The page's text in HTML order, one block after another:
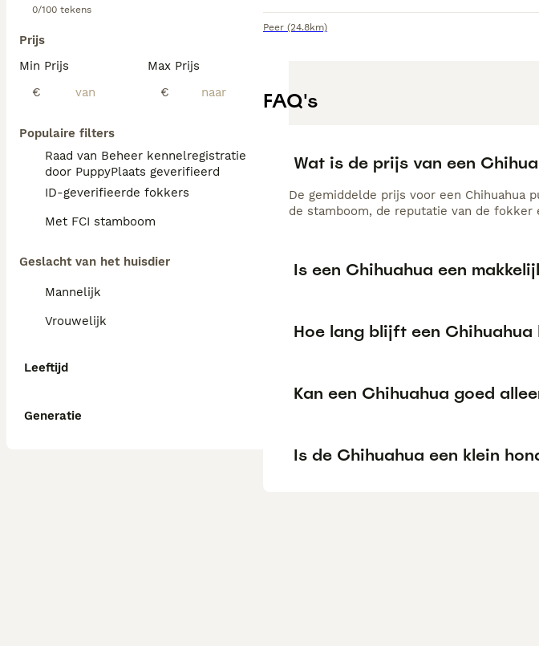
0/100 tekens
Prijs
Min Prijs
€
Max Prijs
€
Populaire filters
Raad van Beheer kennelregistratie
door PuppyPlaats geverifieerd
ID-geverifieerde fokkers
Met FCI stamboom
Geslacht van het huisdier
Mannelijk
Vrouwelijk
Leeftijd
Generatie
Peer (24.8km)
FAQ's
Wat is de prijs van een
De gemiddelde prijs voor een Chihuahua
de stamboom, de reputatie van de fokker
Is een Chihuahua een
Hoe lang blijft een Chihuahua
Kan een Chihuahua goed
Is de Chihuahua een klein